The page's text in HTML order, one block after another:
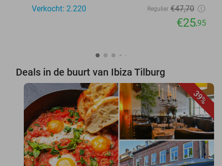
Verkocht: 2.220
Regulier €47,70
€25,95
Deals in de buurt van Ibiza Tilburg
39%